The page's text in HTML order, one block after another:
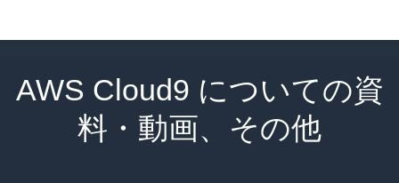
AWS Cloud9 についての資
料・動画、その他